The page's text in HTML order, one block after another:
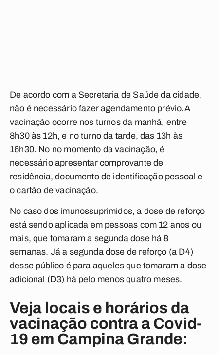
De acordo com a Secretaria de Saúde da cidade,
não é necessário fazer agendamento prévio.A
vacinação ocorre nos turnos da manhã, entre
8h30 às 12h, e no turno da tarde, das 13h às
16h30. No no momento da vacinação, é
necessário apresentar comprovante de
residência, documento de identificação pessoal e
o cartão de vacinação.
No caso dos imunossuprimidos, a dose de reforço
está sendo aplicada em pessoas com 12 anos ou
mais, que tomaram a segunda dose há 8
semanas. Já a segunda dose de reforço (a D4)
desse público é para aqueles que tomaram a dose
adicional (D3) há pelo menos quatro meses.
Veja locais e horários da
vacinação contra a Covid-
19 em Campina Grande: